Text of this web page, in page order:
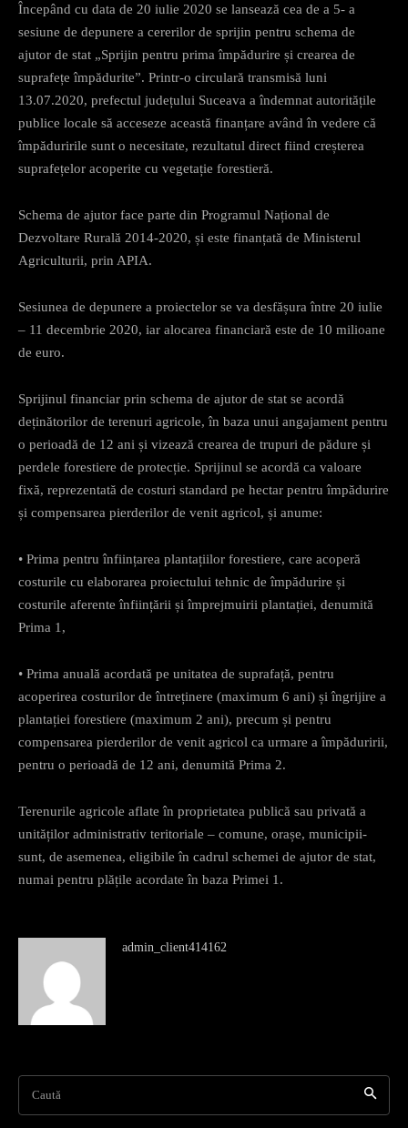
Începând cu data de 20 iulie 2020 se lansează cea de a 5- a
sesiune de depunere a cererilor de sprijin pentru schema de
ajutor de stat „Sprijin pentru prima împădurire și crearea de
suprafețe împădurite”. Printr-o circulară transmisă luni
13.07.2020, prefectul județului Suceava a îndemnat autoritățile
publice locale să acceseze această finanțare având în vedere că
împăduririle sunt o necesitate, rezultatul direct fiind creșterea
suprafețelor acoperite cu vegetație forestieră.
Schema de ajutor face parte din Programul Național de
Dezvoltare Rurală 2014-2020, și este finanțată de Ministerul
Agriculturii, prin APIA.
Sesiunea de depunere a proiectelor se va desfășura între 20 iulie
– 11 decembrie 2020, iar alocarea financiară este de 10 milioane
de euro.
Sprijinul financiar prin schema de ajutor de stat se acordă
deținătorilor de terenuri agricole, în baza unui angajament pentru
o perioadă de 12 ani și vizează crearea de trupuri de pădure și
perdele forestiere de protecție. Sprijinul se acordă ca valoare
fixă, reprezentată de costuri standard pe hectar pentru împădurire
și compensarea pierderilor de venit agricol, și anume:
• Prima pentru înființarea plantațiilor forestiere, care acoperă
costurile cu elaborarea proiectului tehnic de împădurire și
costurile aferente înființării și împrejmuirii plantației, denumită
Prima 1,
• Prima anuală acordată pe unitatea de suprafață, pentru
acoperirea costurilor de întreținere (maximum 6 ani) și îngrijire a
plantației forestiere (maximum 2 ani), precum și pentru
compensarea pierderilor de venit agricol ca urmare a împăduririi,
pentru o perioadă de 12 ani, denumită Prima 2.
Terenurile agricole aflate în proprietatea publică sau privată a
unităților administrativ teritoriale – comune, orașe, municipii-
sunt, de asemenea, eligibile în cadrul schemei de ajutor de stat,
numai pentru plățile acordate în baza Primei 1.
admin_client414162
Caută